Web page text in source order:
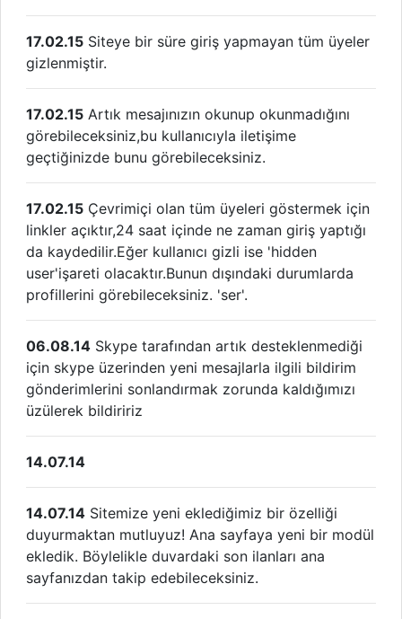
17.02.15 Siteye bir süre giriş yapmayan tüm üyeler
gizlenmiştir.
17.02.15 Artık mesajınızın okunup okunmadığını
görebileceksiniz,bu kullanıcıyla iletişime
geçtiğinizde bunu görebileceksiniz.
17.02.15 Çevrimiçi olan tüm üyeleri göstermek için
linkler açıktır,24 saat içinde ne zaman giriş yaptığı
da kaydedilir.Eğer kullanıcı gizli ise 'hidden
user'işareti olacaktır.Bunun dışındaki durumlarda
profillerini görebileceksiniz. 'ser'.
06.08.14 Skype tarafından artık desteklenmediği
için skype üzerinden yeni mesajlarla ilgili bildirim
gönderimlerini sonlandırmak zorunda kaldığımızı
üzülerek bildiririz
14.07.14
14.07.14 Sitemize yeni eklediğimiz bir özelliği
duyurmaktan mutluyuz! Ana sayfaya yeni bir modül
ekledik. Böylelikle duvardaki son ilanları ana
sayfanızdan takip edebileceksiniz.